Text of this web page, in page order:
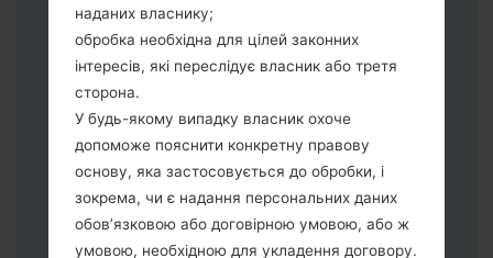
використовуючи USB кабель.
Натисніть та утримуйти клавіші:
живлення, збільшення гучності та
додому.
Підключіть USB кабель та натисніть
клавіші: зменшення звуку та Bixbi.
Натисніть та утримуйти клавіші:
живлення та збільшення гучності.
Далі підключить телефон до ПК,
програма Odin повина виявити Ваш
наданих власнику;
обробка необхідна для цілей законних
інтересів, які переслідує власник або третя
сторона.
У будь-якому випадку власник охоче
допоможе пояснити конкретну правову
основу, яка застосовується до обробки, і
зокрема, чи є надання персональних даних
обов’язковою або договірною умовою, або ж
умовою, необхідною для укладення договору.